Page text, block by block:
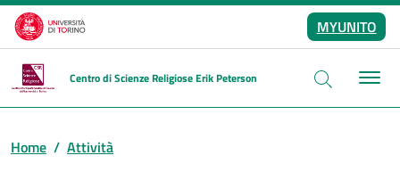
Skip to main content
MYUNITO
Centro di Scienze Religiose Erik Peterson
Home Attività